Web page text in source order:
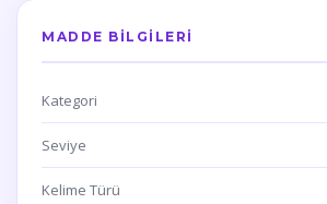
MADDE BILGILERI
Kategori
Seviye
Kelime Türü